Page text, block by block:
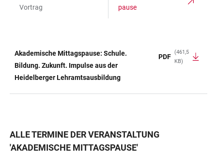
Vortrag
pause
TABELLE
Akademische Mittagspause: Schule.
Bildung. Zukunft. Impulse aus der
Heidelberger Lehramtsausbildung
PDF
(461,5
KB)
ALLE TERMINE DER VERANSTALTUNG
'AKADEMISCHE MITTAGSPAUSE'